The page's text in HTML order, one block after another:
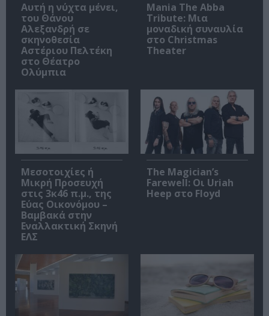
Αυτή η νύχτα μένει,
του Θάνου
Αλεξανδρή σε
σκηνοθεσία
Αστέριου Πελτέκη
στο Θέατρο
Ολύμπια
Mania The Abba
Tribute: Μια
μοναδική συναυλία
στο Christmas
Theater
Μεσοτοιχίες ή
Μικρή Προσευχή
στις 3κ46 π.μ., της
Εύας Οικονόμου –
Βαμβακά στην
Εναλλακτική Σκηνή
ΕΛΣ
The Magician’s
Farewell: Οι Uriah
Heep στο Floyd